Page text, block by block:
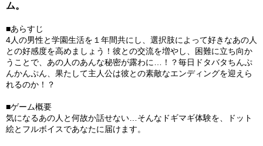
ム。
■あらすじ
4人の男性と学園生活を１年間共にし、選択肢によって好きなあの人
との好感度を高めましょう！彼との交流を増やし、困難に立ち向か
うことで、あの人のあんな秘密が露わに…！？毎日ドタバタちんぷ
んかんぷん、果たして主人公は彼との素敵なエンディングを迎えら
れるのか！？
■ゲーム概要
気になるあの人と何故か話せない…そんなドギマギ体験を、ドット
絵とフルボイスであなたに届けます。